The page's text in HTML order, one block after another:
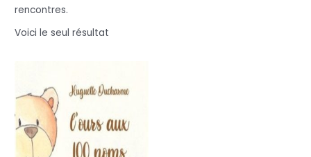
rencontres.
Voici le seul résultat